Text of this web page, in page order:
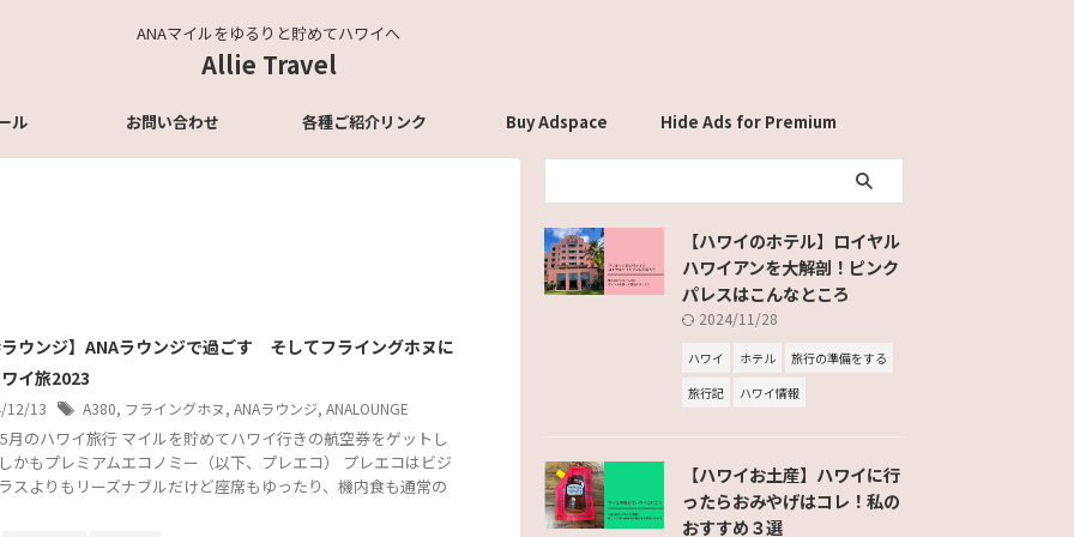
ANAマイルをゆるりと貯めてハワイへ
Allie Travel
ル お問い合わせ 各種ご紹介リンク Buy Adspace Hide Ads for Premium
ウンジ】ANAラウンジで過ごす そしてフライングホヌに
イ旅2023
12/13 A380, フライングホヌ, ANAラウンジ, ANALOUNGE
月のハワイ旅行 マイルを貯めてハワイ行きの航空券をゲットし
かもプレミアムエコノミー（以下、プレエコ） プレエコはビジ
スよりもリーズナブルだけど座席もゆったり、機内食も通常の
【ハワイのホテル】ロイヤル
ハワイアンを大解剖！ピンク
パレスはこんなところ
2024/11/28
ハワイ ホテル
旅行の準備をする
旅行記
ハワイ情報
【ハワイお土産】ハワイに行
ったらおみやげはコレ！私の
おすすめ３選